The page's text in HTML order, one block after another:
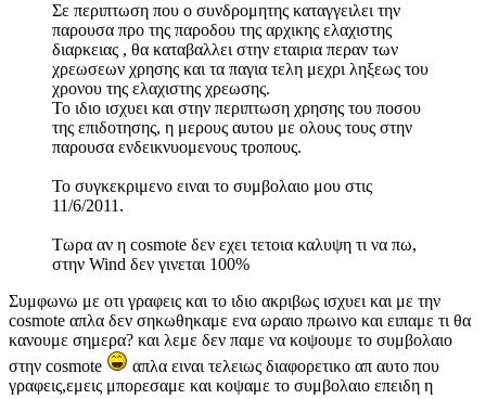
Σε περιπτωση που ο συνδρομητης καταγγειλει την
παρουσα προ της παροδου της αρχικης ελαχιστης
διαρκειας , θα καταβαλλει στην εταιρια περαν των
χρεωσεων χρησης και τα παγια τελη μεχρι ληξεως του
χρονου της ελαχιστης χρεωσης.
Το ιδιο ισχυει και στην περιπτωση χρησης του ποσου
της επιδοτησης, η μερους αυτου με ολους τους στην
παρουσα ενδεικνυομενους τροπους.
Το συγκεκριμενο ειναι το συμβολαιο μου στις
11/6/2011.
Τωρα αν η cosmote δεν εχει τετοια καλυψη τι να πω,
στην Wind δεν γινεται 100%
Συμφωνω με οτι γραφεις και το ιδιο ακριβως ισχυει και με την
cosmote απλα δεν σηκωθηκαμε ενα ωραιο πρωινο και ειπαμε τι θα
κανουμε σημερα? και λεμε δεν παμε να κοψουμε το συμβολαιο
στην cosmote
απλα ειναι τελειως διαφορετικο απ αυτο που
γραφεις,εμεις μπορεσαμε και κοψαμε το συμβολαιο επειδη η